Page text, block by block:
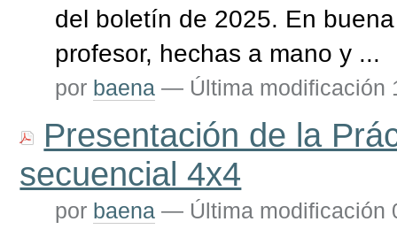
del boletín de 2025. En
profesor, hechas a mano y ...
por baena — Última modificación
Presentación de la
secuencial 4x4
por baena — Última modificación